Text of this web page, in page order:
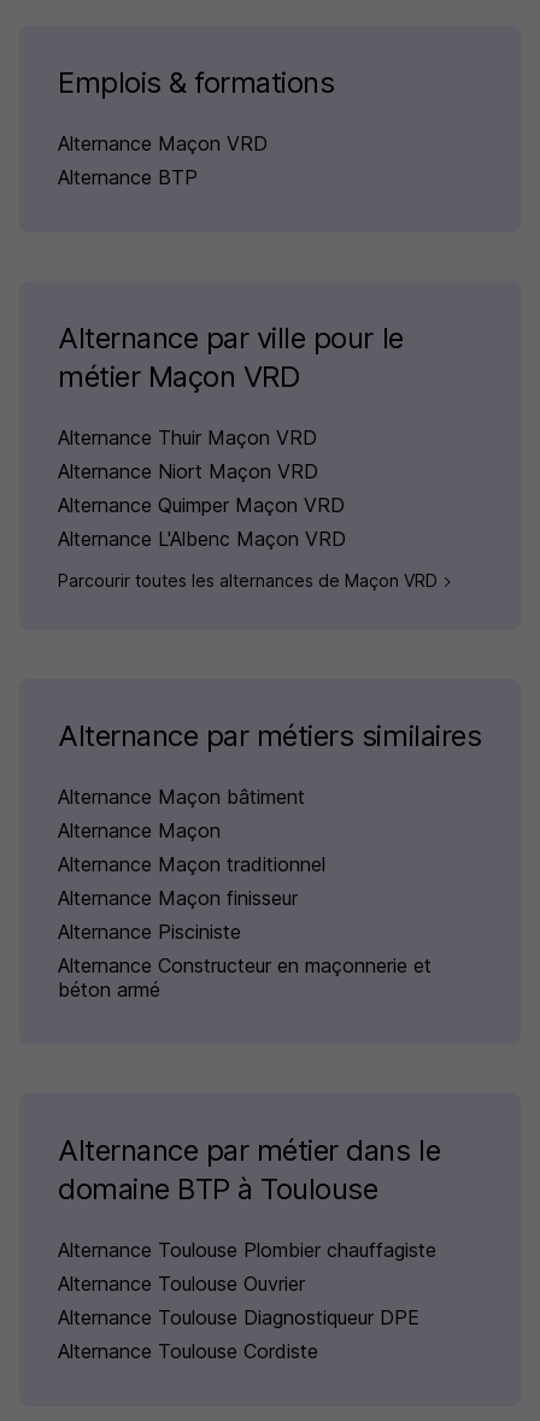
Emplois & formations
Alternance Maçon VRD
Alternance BTP
Alternance par ville pour le
métier Maçon VRD
Alternance Thuir Maçon VRD
Alternance Niort Maçon VRD
Alternance Quimper Maçon VRD
Alternance L'Albenc Maçon VRD
Parcourir toutes les alternances de Maçon VRD
Alternance par métiers similaires
Alternance Maçon bâtiment
Alternance Maçon
Alternance Maçon traditionnel
Alternance Maçon finisseur
Alternance Pisciniste
Alternance Constructeur en maçonnerie et
béton armé
Alternance par métier dans le
domaine BTP à Toulouse
Alternance Toulouse Plombier chauffagiste
Alternance Toulouse Ouvrier
Alternance Toulouse Diagnostiqueur DPE
Alternance Toulouse Cordiste